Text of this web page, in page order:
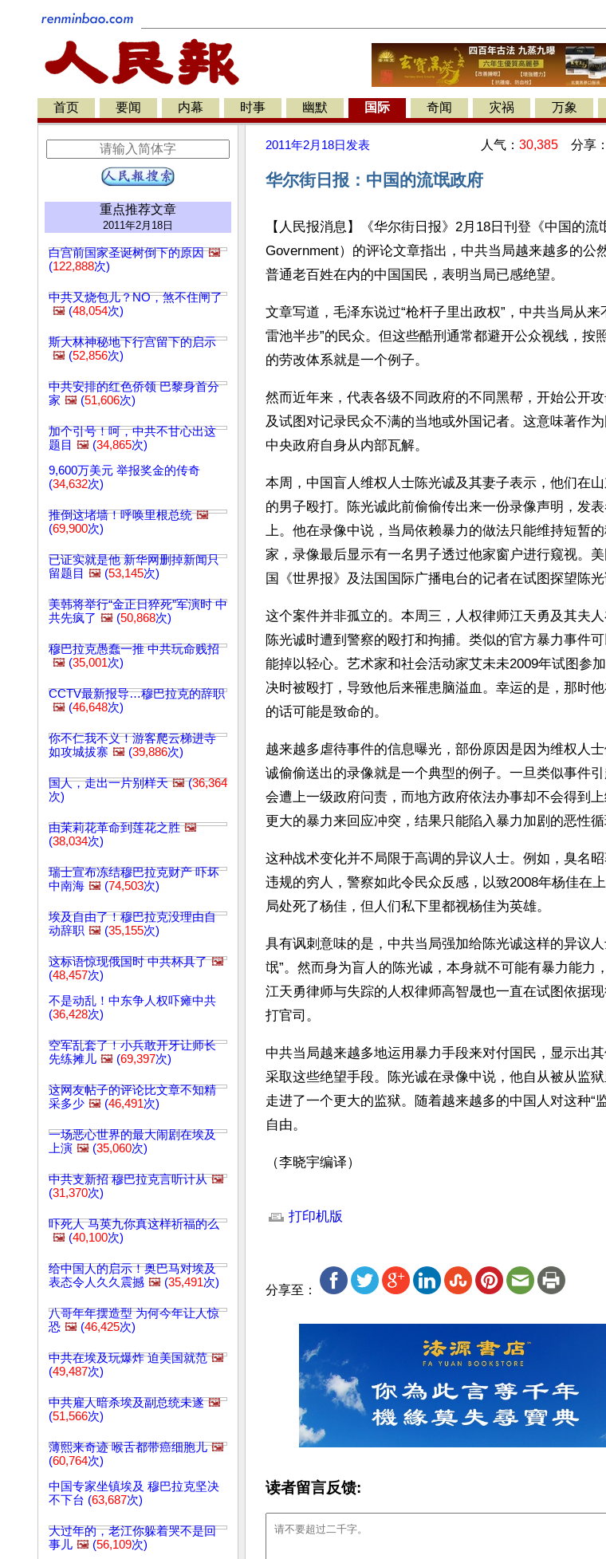
首页 要闻 内幕 时事 幽默 国际 奇闻 灾祸 万象
重点推荐文章
2011年2月18日
白宫前国家圣诞树倒下的原因 🖼️
(122,888次)
中共又烧包儿？NO，煞不住闸了
🖼️ (48,054次)
斯大林神秘地下行宫留下的启示
🖼️ (52,856次)
中共安排的红色侨领 巴黎身首分
家 🖼️ (51,606次)
加个引号！呵，中共不甘心出这
题目 🖼️ (34,865次)
9,600万美元 举报奖金的传奇
(34,632次)
推倒这堵墙！呼唤里根总统 🖼️
(69,900次)
已证实就是他 新华网删掉新闻只
留题目 🖼️ (53,145次)
美韩将举行“金正日猝死”军演时 中
共先疯了 🖼️ (50,868次)
穆巴拉克愚蠢一推 中共玩命贱招
🖼️ (35,001次)
CCTV最新报导…穆巴拉克的辞职
🖼️ (46,648次)
你不仁我不义！游客爬云梯进寺
如攻城拔寨 🖼️ (39,886次)
国人，走出一片别样天 🖼️(36,364
次)
由茉莉花革命到莲花之胜 🖼️
(38,034次)
瑞士宣布冻结穆巴拉克财产 吓坏
中南海 🖼️ (74,503次)
埃及自由了！穆巴拉克没理由自
动辞职 🖼️ (35,155次)
这标语惊现俄国时 中共杯具了 🖼️
(48,457次)
不是动乱！中东争人权吓瘫中共
(36,428次)
空军乱套了！小兵敢开牙让师长
先练摊儿 🖼️ (69,397次)
这网友帖子的评论比文章不知精
采多少 🖼️ (46,491次)
一场恶心世界的最大闹剧在埃及
上演 🖼️ (35,060次)
中共支新招 穆巴拉克言听计从 🖼️
(31,370次)
吓死人 马英九你真这样祈福的么
🖼️ (40,100次)
给中国人的启示！奥巴马对埃及
表态令人久久震撼 🖼️ (35,491次)
八哥年年摆造型 为何今年让人惊
恐 🖼️ (46,425次)
中共在埃及玩爆炸 迫美国就范 🖼️
(49,487次)
中共雇人暗杀埃及副总统未遂 🖼️
(51,566次)
薄熙来奇迹 喉舌都带癌细胞儿 🖼️
(60,764次)
中国专家坐镇埃及 穆巴拉克坚决
不下台 (63,687次)
大过年的，老江你躲着哭不是回
事儿 🖼️ (56,109次)
2011年2月18日 发表 人气： 30,385 分享：
华尔街日报：中国的流氓政府
【人民报消息】《华尔街日报》2月18日刊登《中国的
Government）的评论文章指出，中共当局越来越多的公
普通老百姓在内的中国国民，表明当局已感绝望。
文章写道，毛泽东说过“枪杆子里出政权”，中共当局从
雷池半步”的民众。但这些酷刑通常都避开公众视线，按
的劳改体系就是一个例子。
然而近年来，代表各级不同政府的不同黑帮，开始公开
及试图对记录民众不满的当地或外国记者。这意味著作
中央政府自身从内部瓦解。
本周，中国盲人维权人士陈光诚及其妻子表示，他们在
的男子殴打。陈光诚此前偷偷传出来一份录像声明，发
上。他在录像中说，当局依赖暴力的做法只能维持短暂
家，录像最后显示有一名男子透过他家窗户进行窥视。
国《世界报》及法国国际广播电台的记者在试图探望陈
这个案件并非孤立的。本周三，人权律师江天勇及其夫
陈光诚时遭到警察的殴打和拘捕。类似的官方暴力事件
能掉以轻心。艺术家和社会活动家艾未未2009年试图参
决时被殴打，导致他后来罹患脑溢血。幸运的是，那时
的话可能是致命的。
越来越多虐待事件的信息曝光，部份原因是因为维权人
诚偷偷送出的录像就是一个典型的例子。一旦类似事件
会遭上一级政府问责，而地方政府依法办事却不会得到
更大的暴力来回应冲突，结果只能陷入暴力加剧的恶性循
这种战术变化并不局限于高调的异议人士。例如，臭名
违规的穷人，警察如此令民众反感，以致2008年杨佳在
局处死了杨佳，但人们私下里都视杨佳为英雄。
具有讽刺意味的是，中共当局强加给陈光诚这样的异议
氓”。然而身为盲人的陈光诚，本身就不可能有暴力能力
江天勇律师与失踪的人权律师高智晟也一直在试图依据
打官司。
中共当局越来越多地运用暴力手段来对付国民，显示出
采取这些绝望手段。陈光诚在录像中说，他自从被从监
走进了一个更大的监狱。随着越来越多的中国人对这种“
自由。
（李晓宇编译）
打印机版
分享至：
读者留言反馈: